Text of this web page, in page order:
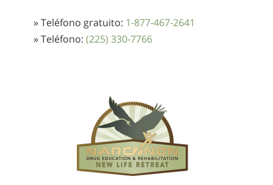
» Teléfono gratuito: 1-877-467-2641
» Teléfono: (225) 330-7766